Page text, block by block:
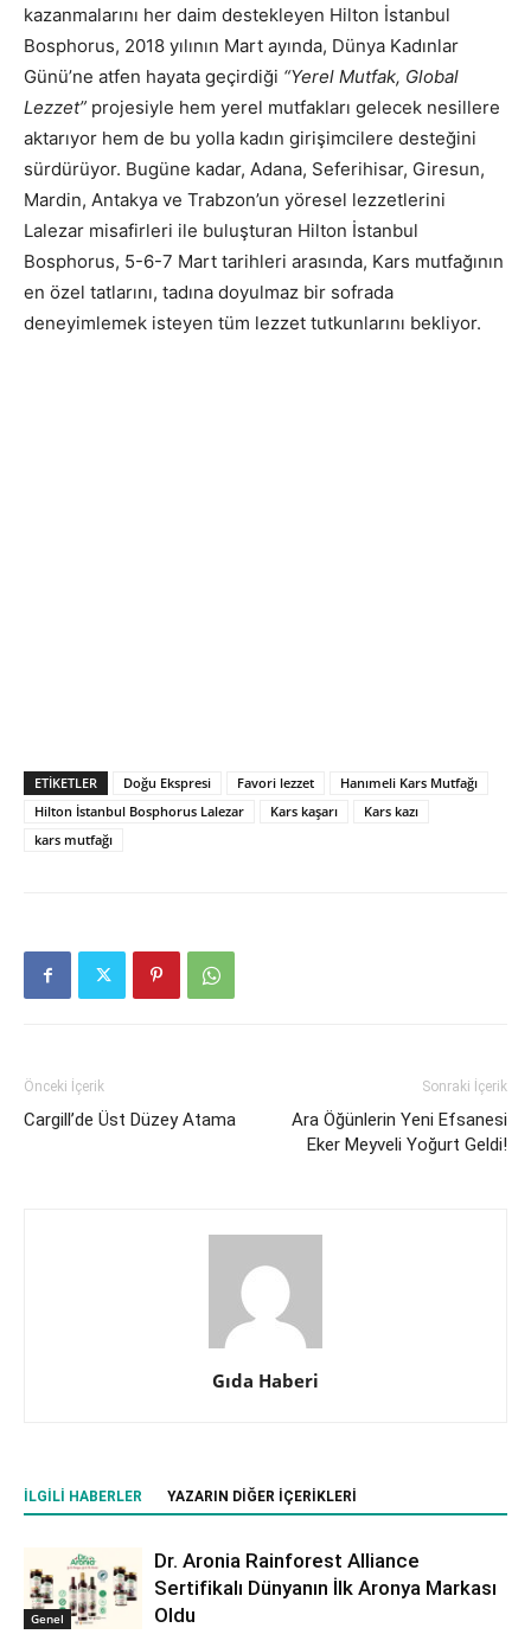
kazanmalarını her daim destekleyen Hilton İstanbul
Bosphorus, 2018 yılının Mart ayında, Dünya Kadınlar
Günü’ne atfen hayata geçirdiği “Yerel Mutfak, Global
Lezzet” projesiyle hem yerel mutfakları gelecek nesillere
aktarıyor hem de bu yolla kadın girişimcilere desteğini
sürdürüyor. Bugüne kadar, Adana, Seferihisar, Giresun,
Mardin, Antakya ve Trabzon’un yöresel lezzetlerini
Lalezar misafirleri ile buluşturan Hilton İstanbul
Bosphorus, 5-6-7 Mart tarihleri arasında, Kars mutfağının
en özel tatlarını, tadına doyulmaz bir sofrada
deneyimlemek isteyen tüm lezzet tutkunlarını bekliyor.
ETIKETLER Doğu Ekspresi Favori lezzet
Hanımeli Kars Mutfağı
Hilton İstanbul Bosphorus Lalezar
Kars kaşarı
Kars kazı
kars mutfağı
Önceki İçerik
Cargill’de Üst Düzey Atama
Sonraki İçerik
Ara Öğünlerin Yeni Efsanesi
Eker Meyveli Yoğurt Geldi!
Gıda Haberi
İLGILI HABERLER YAZARIN DIĞER İÇERIKLERI
Genel
Dr. Aronia Rainforest Alliance
Sertifikalı Dünyanın İlk Aronya Markası
Oldu